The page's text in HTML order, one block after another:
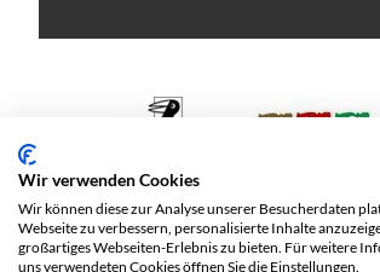
Wir verwenden Cookies
Wir können diese zur Analyse unserer Besucherdaten
Webseite zu verbessern, personalisierte Inhalte
großartiges Webseiten-Erlebnis zu bieten. Für weitere
uns verwendeten Cookies öffnen Sie die Einstellungen.